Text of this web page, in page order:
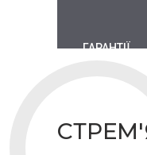
ГАРАНТІЇ